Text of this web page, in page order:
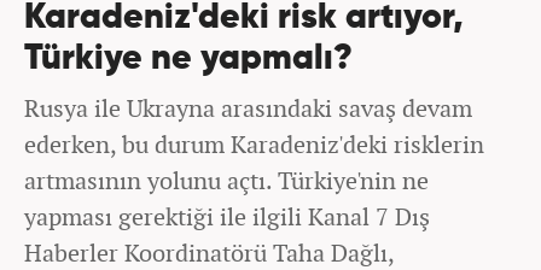
Karadeniz'deki risk artıyor,
Türkiye ne yapmalı?
Rusya ile Ukrayna arasındaki savaş devam
ederken, bu durum Karadeniz'deki risklerin
artmasının yolunu açtı. Türkiye'nin ne
yapması gerektiği ile ilgili Kanal 7 Dış
Haberler Koordinatörü Taha Dağlı,